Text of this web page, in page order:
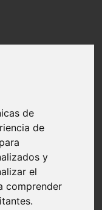
de
de
y
el
comprender